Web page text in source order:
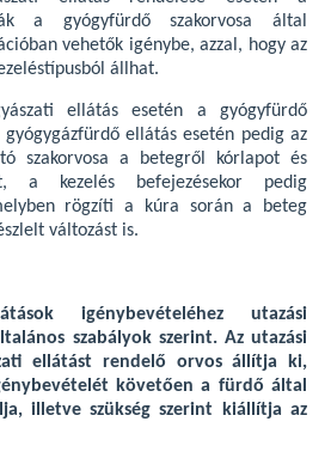
a gyógyfürdő szakorvosa által
vehetők igénybe, azzal, hogy az
állhat.
ellátás esetén a gyógyfürdő
gyógygázfürdő ellátás esetén pedig az
szakorvosa a betegről kórlapot és
a kezelés befejezésekor pedig
rögzíti a kúra során a beteg
változást is.
igénybevételéhez utazási
szabályok szerint. Az utazási
ellátást rendelő orvos állítja ki,
követően a fürdő által
illetve szükség szerint kiállítja az